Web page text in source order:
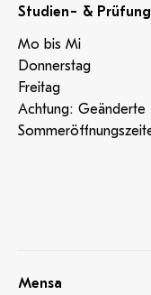
Studien- &
Mo bis Mi
Donnerstag
Freitag
Achtung: Geänderte
Mensa